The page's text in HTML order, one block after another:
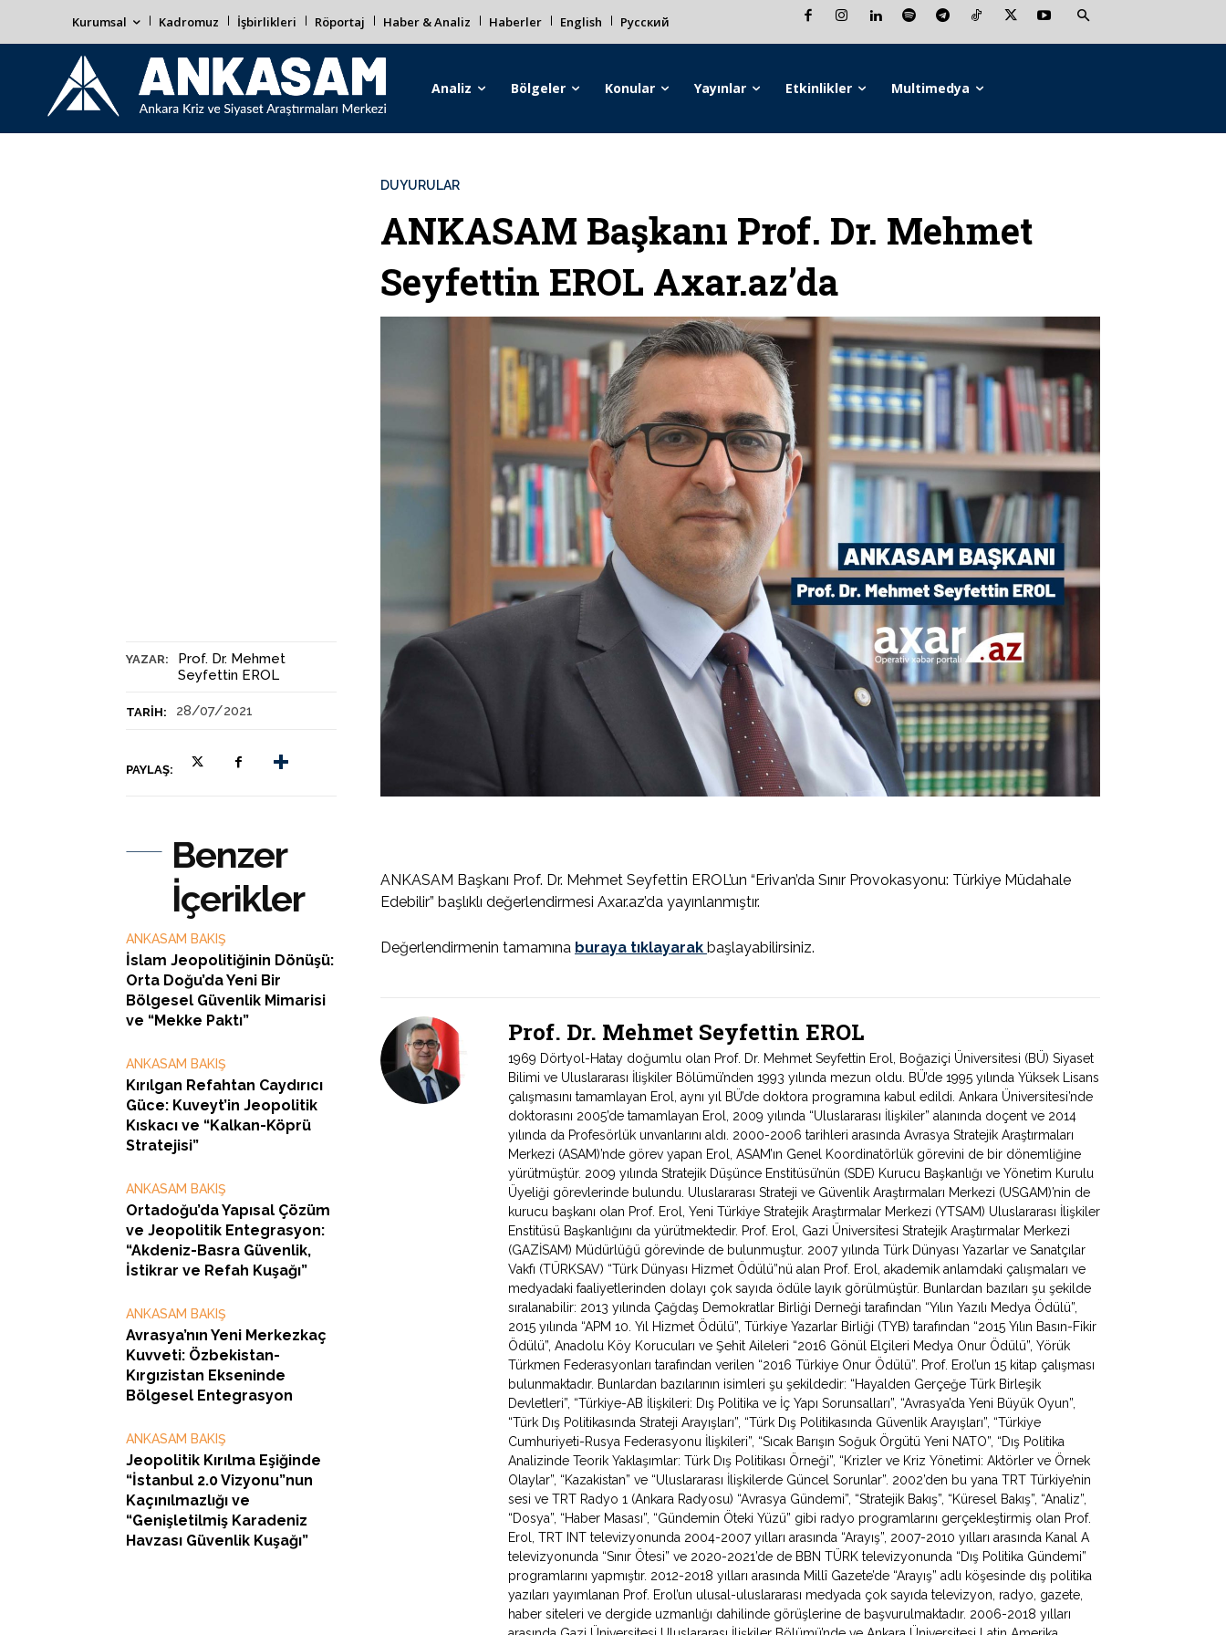
Kurumsal Kadromuz İşbirlikleri Röportaj Haber & Analiz Haberler English Русский
Analiz Bölgeler Konular Yayınlar Etkinlikler Multimedya
YAZAR:
Prof. Dr. Mehmet
Seyfettin EROL
TARIH: 28/07/2021
PAYLAŞ:
DUYURULAR
ANKASAM Başkanı Prof. Dr. Mehmet
Seyfettin EROL Axar.az’da
Benzer
İçerikler
ANKASAM BAKIŞ
İslam Jeopolitiğinin Dönüşü:
Orta Doğu’da Yeni Bir
Bölgesel Güvenlik Mimarisi
ve “Mekke Paktı”
ANKASAM BAKIŞ
Kırılgan Refahtan Caydırıcı
Güce: Kuveyt’in Jeopolitik
Kıskacı ve “Kalkan-Köprü
Stratejisi”
ANKASAM BAKIŞ
Ortadoğu’da Yapısal Çözüm
ve Jeopolitik Entegrasyon:
“Akdeniz-Basra Güvenlik,
İstikrar ve Refah Kuşağı”
ANKASAM BAKIŞ
Avrasya’nın Yeni Merkezkaç
Kuvveti: Özbekistan-
Kırgızistan Ekseninde
Bölgesel Entegrasyon
ANKASAM BAKIŞ
Jeopolitik Kırılma Eşiğinde
“İstanbul 2.0 Vizyonu”nun
Kaçınılmazlığı ve
“Genişletilmiş Karadeniz
Havzası Güvenlik Kuşağı”
ANKASAM Başkanı Prof. Dr. Mehmet Seyfettin EROL’un “Erivan’da Sınır Provokasyonu: Türkiye Müdahale
Edebilir” başlıklı değerlendirmesi Axar.az’da yayınlanmıştır.
Değerlendirmenin tamamına buraya tıklayarak başlayabilirsiniz.
Prof. Dr. Mehmet Seyfettin EROL
1969 Dörtyol-Hatay doğumlu olan Prof. Dr. Mehmet Seyfettin Erol, Boğaziçi Üniversitesi (BÜ) Siyaset
Bilimi ve Uluslararası İlişkiler Bölümü’nden 1993 yılında mezun oldu. BÜ’de 1995 yılında Yüksek Lisans
çalışmasını tamamlayan Erol, aynı yıl BÜ’de doktora programına kabul edildi. Ankara Üniversitesi’nde
doktorasını 2005’de tamamlayan Erol, 2009 yılında “Uluslararası İlişkiler” alanında doçent ve 2014
yılında da Profesörlük unvanlarını aldı. 2000-2006 tarihleri arasında Avrasya Stratejik Araştırmaları
Merkezi (ASAM)’nde görev yapan Erol, ASAM’ın Genel Koordinatörlük görevini de bir dönemliğine
yürütmüştür. 2009 yılında Stratejik Düşünce Enstitüsü’nün (SDE) Kurucu Başkanlığı ve Yönetim Kurulu
Üyeliği görevlerinde bulundu. Uluslararası Strateji ve Güvenlik Araştırmaları Merkezi (USGAM)’nin de
kurucu başkanı olan Prof. Erol, Yeni Türkiye Stratejik Araştırmalar Merkezi (YTSAM) Uluslararası İlişkiler
Enstitüsü Başkanlığını da yürütmektedir. Prof. Erol, Gazi Üniversitesi Stratejik Araştırmalar Merkezi
(GAZİSAM) Müdürlüğü görevinde de bulunmuştur. 2007 yılında Türk Dünyası Yazarlar ve Sanatçılar
Vakfı (TÜRKSAV) “Türk Dünyası Hizmet Ödülü”nü alan Prof. Erol, akademik anlamdaki çalışmaları ve
medyadaki faaliyetlerinden dolayı çok sayıda ödüle layık görülmüştür. Bunlardan bazıları şu şekilde
sıralanabilir: 2013 yılında Çağdaş Demokratlar Birliği Derneği tarafından “Yılın Yazılı Medya Ödülü”,
2015 yılında “APM 10. Yıl Hizmet Ödülü”, Türkiye Yazarlar Birliği (TYB) tarafından “2015 Yılın Basın-Fikir
Ödülü”, Anadolu Köy Korucuları ve Şehit Aileleri “2016 Gönül Elçileri Medya Onur Ödülü”, Yörük
Türkmen Federasyonları tarafından verilen “2016 Türkiye Onur Ödülü”. Prof. Erol’un 15 kitap çalışması
bulunmaktadır. Bunlardan bazılarının isimleri şu şekildedir: “Hayalden Gerçeğe Türk Birleşik
Devletleri”, “Türkiye-AB İlişkileri: Dış Politika ve İç Yapı Sorunsalları”, “Avrasya’da Yeni Büyük Oyun”,
“Türk Dış Politikasında Strateji Arayışları”, “Türk Dış Politikasında Güvenlik Arayışları”, “Türkiye
Cumhuriyeti-Rusya Federasyonu İlişkileri”, “Sıcak Barışın Soğuk Örgütü Yeni NATO”, “Dış Politika
Analizinde Teorik Yaklaşımlar: Türk Dış Politikası Örneği”, “Krizler ve Kriz Yönetimi: Aktörler ve Örnek
Olaylar”, “Kazakistan” ve “Uluslararası İlişkilerde Güncel Sorunlar”. 2002’den bu yana TRT Türkiye’nin
sesi ve TRT Radyo 1 (Ankara Radyosu) “Avrasya Gündemi”, “Stratejik Bakış”, “Küresel Bakış”, “Analiz”,
“Dosya”, “Haber Masası”, “Gündemin Öteki Yüzü” gibi radyo programlarını gerçekleştirmiş olan Prof.
Erol, TRT INT televizyonunda 2004-2007 yılları arasında “Arayış”, 2007-2010 yılları arasında Kanal A
televizyonunda “Sınır Ötesi” ve 2020-2021’de de BBN TÜRK televizyonunda “Dış Politika Gündemi”
programlarını yapmıştır. 2012-2018 yılları arasında Millî Gazete’de “Arayış” adlı köşesinde dış politika
yazıları yayımlanan Prof. Erol’un ulusal-uluslararası medyada çok sayıda televizyon, radyo, gazete,
haber siteleri ve dergide uzmanlığı dahilinde görüşlerine de başvurulmaktadır. 2006-2018 yılları